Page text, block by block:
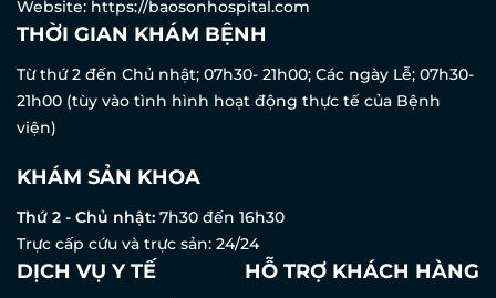
Website: https://baosonhospital.com
THỜI GIAN KHÁM BỆNH
Từ thứ 2 đến Chủ nhật; 07h30- 21h00; Các ngày Lễ; 07h30-
21h00 (tùy vào tình hình hoạt động thực tế của Bệnh
viện)
KHÁM SẢN KHOA
Thứ 2 - Chủ nhật: 7h30 đến 16h30
Trực cấp cứu và trực sản: 24/24
DỊCH VỤ Y TẾ HỖ TRỢ KHÁCH HÀNG